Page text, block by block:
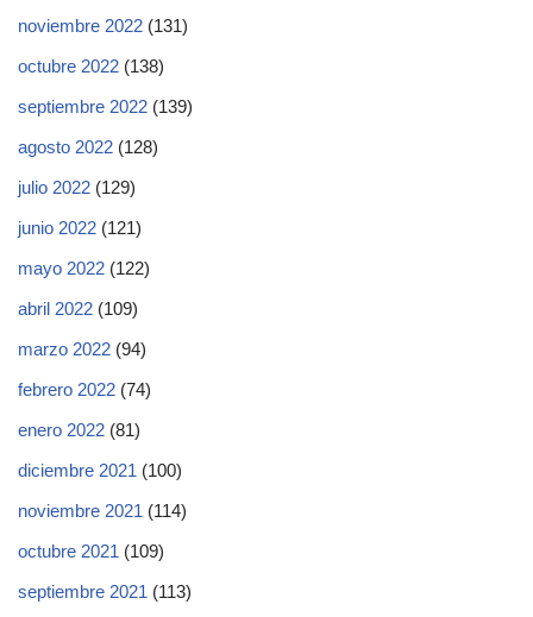
noviembre 2022 (131)
octubre 2022 (138)
septiembre 2022 (139)
agosto 2022 (128)
julio 2022 (129)
junio 2022 (121)
mayo 2022 (122)
abril 2022 (109)
marzo 2022 (94)
febrero 2022 (74)
enero 2022 (81)
diciembre 2021 (100)
noviembre 2021 (114)
octubre 2021 (109)
septiembre 2021 (113)